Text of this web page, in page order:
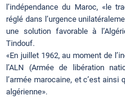
l’indépendance du Maroc, «le
réglé dans l’urgence
une solution favorable à
Tindouf.
«En juillet 1962, au moment de
l’ALN (Armée de libération
l’armée marocaine, et c’est
algérienne».